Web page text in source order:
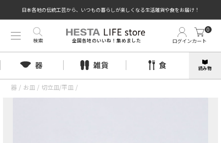
日本各地の伝統工芸から、いつもの暮らしが楽しくなる生活雑貨や食をお届け！
全国各地のいいね！集めました ログインカート
0
検索
器 雑貨 食 読み物
器 / お皿 / 切立皿/平皿 /